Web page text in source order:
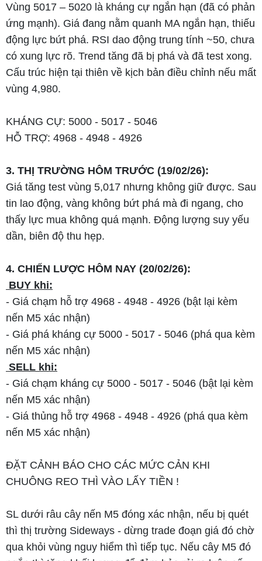
Vùng 5017 – 5020 là kháng cự ngắn hạn (đã có phản
ứng mạnh). Giá đang nằm quanh MA ngắn hạn, thiếu
động lực bứt phá. RSI dao động trung tính ~50, chưa
có xung lực rõ. Trend tăng đã bị phá và đã test xong.
Cấu trúc hiện tại thiên về kịch bản điều chỉnh nếu mất
vùng 4,980.
KHÁNG CỰ: 5000 - 5017 - 5046
HỖ TRỢ: 4968 - 4948 - 4926
3. THỊ TRƯỜNG HÔM TRƯỚC (19/02/26):
Giá tăng test vùng 5,017 nhưng không giữ được. Sau
tin lao động, vàng không bứt phá mà đi ngang, cho
thấy lực mua không quá mạnh. Động lượng suy yếu
dần, biên độ thu hẹp.
4. CHIẾN LƯỢC HÔM NAY (20/02/26):
BUY khi:
- Giá chạm hỗ trợ 4968 - 4948 - 4926 (bật lại kèm
nến M5 xác nhận)
- Giá phá kháng cự 5000 - 5017 - 5046 (phá qua kèm
nến M5 xác nhận)
SELL khi:
- Giá chạm kháng cự 5000 - 5017 - 5046 (bật lại kèm
nến M5 xác nhận)
- Giá thủng hỗ trợ 4968 - 4948 - 4926 (phá qua kèm
nến M5 xác nhận)
ĐẶT CẢNH BÁO CHO CÁC MỨC CẢN KHI
CHUÔNG REO THÌ VÀO LẤY TIỀN !
SL dưới râu cây nến M5 đóng xác nhận, nếu bị quét
thì thị trường Sideways - dừng trade đoạn giá đó chờ
qua khỏi vùng nguy hiểm thì tiếp tục. Nếu cây M5 đó